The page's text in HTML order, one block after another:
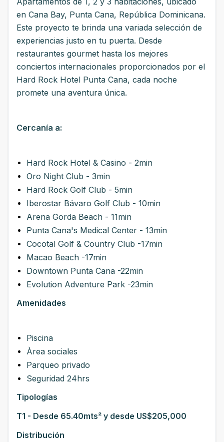
en Cana Bay, Punta Cana, República Dominicana.
Este proyecto te brinda una variada selección de
experiencias justo en tu puerta. Desde
restaurantes gourmet hasta los mejores
conciertos internacionales proporcionados por el
Hard Rock Hotel Punta Cana, cada noche
promete una aventura única.
Cercanía a:
Hard Rock Hotel & Casino - 2min
Oro Night Club - 3min
Hard Rock Golf Club - 5min
Iberostar Bávaro Golf Club - 10min
Arena Gorda Beach - 11min
Punta Cana's Medical Center - 13min
Cocotal Golf & Country Club -17min
Macao Beach -17min
Downtown Punta Cana -22min
Evolution Adventure Park -23min
Amenidades
Piscina
Àrea sociales
Parqueo privado
Seguridad 24hrs
Tipologías
T1 - Desde 65.40mts² y desde US$205,000
Distribución